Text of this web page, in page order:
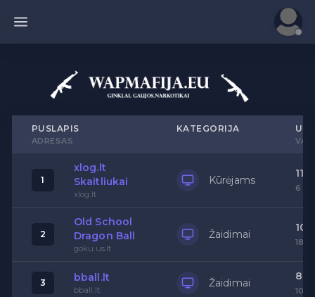
PUSLAPIS
ADRESAS
KATEGORIJA
1
xlog.lt
Skaitliukai
xlog.lt
Kūrėjams
11
6
2
Old School
Dragon Ball
goku.us.lt
Žaidimai
10
18
3 bball.lt
bball.lt
Žaidimai
8
10